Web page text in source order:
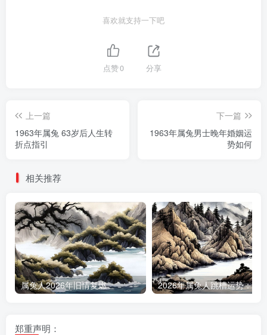
喜欢就支持一下吧
点赞0 分享
上一篇
1963年属兔 63岁后人生转
折点指引
下一篇
1963年属兔男士晚年婚姻运
势如何
相关推荐
属兔人2026年旧情复燃
郑重声明：